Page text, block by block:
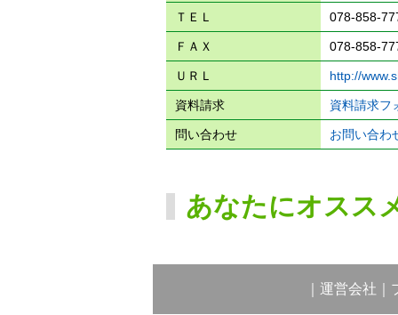
ＴＥＬ 078-858-
ＦＡＸ 078-858-
ＵＲＬ http://
資料請求 資料請求フ
問い合わせ お問い合わ
あなたにオスス
運営会社